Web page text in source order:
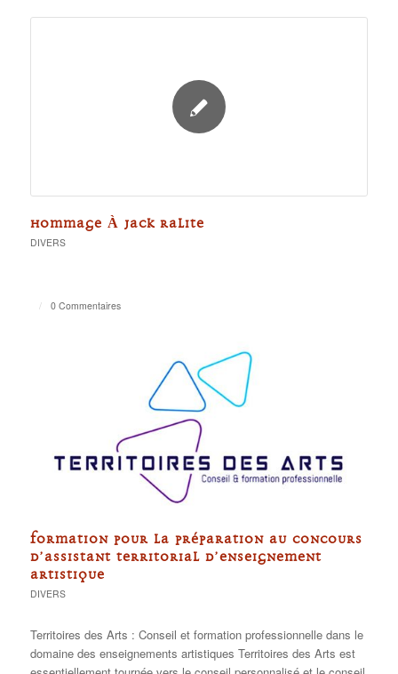
HOMMAGE À JACK RALITE
DIVERS
/ 0 Commentaires
FORMATION POUR LA PRÉPARATION AU CONCOURS
D’ASSISTANT TERRITORIAL D’ENSEIGNEMENT
ARTISTIQUE
DIVERS
Territoires des Arts : Conseil et formation professionnelle dans le
domaine des enseignements artistiques Territoires des Arts est